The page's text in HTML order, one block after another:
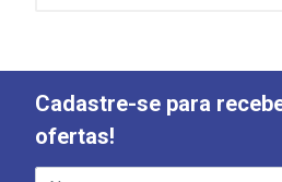
Cadastre-se para
ofertas!